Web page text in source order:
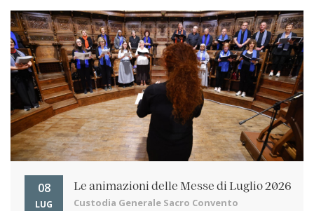
08
LUG
Le animazioni delle Messe di Luglio 2026
Custodia Generale Sacro Convento